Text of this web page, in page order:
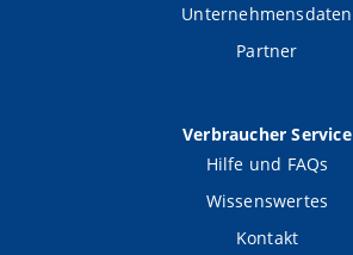
Unternehmensdaten
Partner
Verbraucher Service
Hilfe und FAQs
Wissenswertes
Kontakt